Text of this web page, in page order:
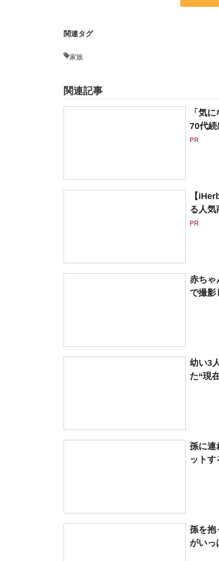
関連タグ
家族
関連記事
「気
70代続
PR
【
る人気
PR
赤ち
で撮影
幼い3
た“現
孫に連
ット
孫を
がいっ